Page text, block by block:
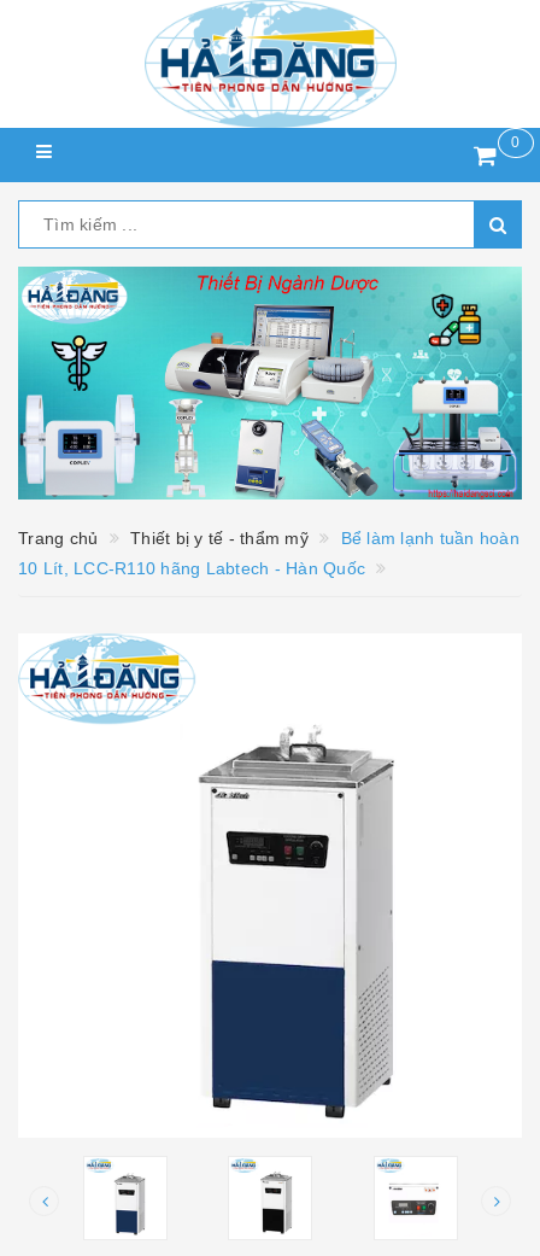
0
Trang chủ Thiết bị y tế - thẩm mỹ
Bể làm lạnh tuần hoàn
10 Lít, LCC-R110 hãng Labtech - Hàn Quốc